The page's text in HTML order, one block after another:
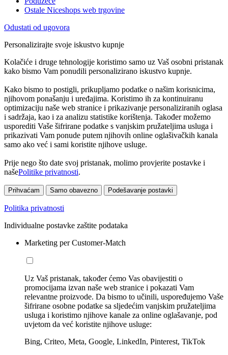
Ostale Niceshops web trgovine
Odustati od ugovora
Personalizirajte svoje iskustvo kupnje
Kolačiće i druge tehnologije koristimo samo uz Vaš osobni pristanak
kako bismo Vam ponudili personalizirano iskustvo kupnje.
Kako bismo to postigli, prikupljamo podatke o našim korisnicima,
njihovom ponašanju i uređajima. Koristimo ih za kontinuiranu
optimizaciju naše web stranice i prikazivanje personaliziranih oglasa
i sadržaja, kao i za analizu statistike korištenja. Također možemo
usporediti Vaše šifrirane podatke s vanjskim pružateljima usluga i
prikazivati Vam ponude putem njihovih online oglašivačkih kanala
samo ako već i sami koristite njihove usluge.
Prije nego što date svoj pristanak, molimo provjerite postavke i
našePolitike privatnosti.
Prihvaćam Samo obavezno Podešavanje postavki
Politika privatnosti
Individualne postavke zaštite podataka
Marketing per Customer-Match
Uz Vaš pristanak, također ćemo Vas obavijestiti o
promocijama izvan naše web stranice i pokazati Vam
relevantne proizvode. Da bismo to učinili, uspoređujemo Vaše
šifrirane osobne podatke sa sljedećim vanjskim pružateljima
usluga i koristimo njihove kanale za online oglašavanje, pod
uvjetom da već koristite njihove usluge:
Bing, Criteo, Meta, Google, LinkedIn, Pinterest, TikTok